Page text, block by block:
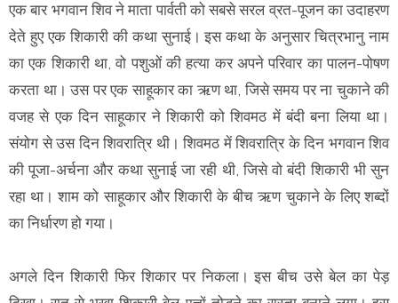
एक बार भगवान शिव ने माता पार्वती को सबसे सरल व्रत-पूजन का उदाहरण
देते हुए एक शिकारी की कथा सुनाई। इस कथा के अनुसार चित्रभानु नाम
का एक शिकारी था, वो पशुओं की हत्या कर अपने परिवार का पालन-पोषण
करता था। उस पर एक साहूकार का ऋण था, जिसे समय पर ना चुकाने की
वजह से एक दिन साहूकार ने शिकारी को शिवमठ में बंदी बना लिया था।
संयोग से उस दिन शिवरात्रि थी। शिवमठ में शिवरात्रि के दिन भगवान शिव
की पूजा-अर्चना और कथा सुनाई जा रही थी, जिसे वो बंदी शिकारी भी सुन
रहा था। शाम को साहूकार और शिकारी के बीच ऋण चुकाने के लिए शब्दों
का निर्धारण हो गया।
अगले दिन शिकारी फिर शिकार पर निकला। इस बीच उसे बेल का पेड़